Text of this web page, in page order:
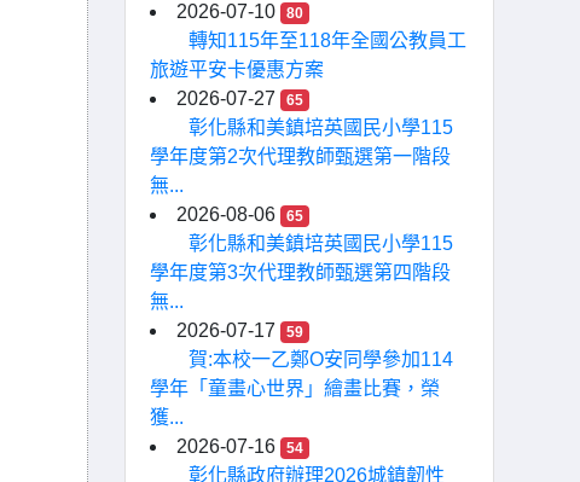
2026-07-10
80
轉知115年至118年全國公教員工
旅遊平安卡優惠方案
2026-07-27
65
彰化縣和美鎮培英國民小學115
學年度第2次代理教師甄選第一階段
無...
2026-08-06
65
彰化縣和美鎮培英國民小學115
學年度第3次代理教師甄選第四階段
無...
2026-07-17
59
賀:本校一乙鄭O安同學參加114
學年「童畫心世界」繪畫比賽，榮
獲...
2026-07-16
54
彰化縣政府辦理2026城鎮韌性